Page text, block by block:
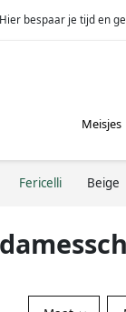
Hier bespaar je tijd en
Meisjes
Fericelli Beige